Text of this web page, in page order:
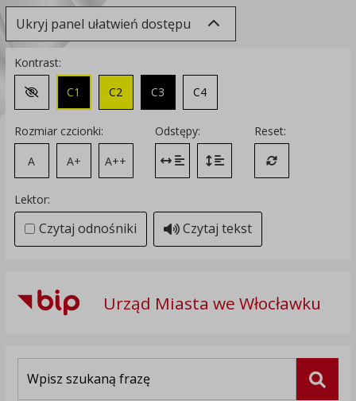
Ukryj panel ułatwień dostępu
Kontrast:
Zmień kontrast na domyślny
C1 C2 C3 C4
Rozmiar czcionki:
A
A+ A++
Odstępy:
Zmień odstęp między literami
Zmień interlinię i margines
Reset:
Przywróć
Lektor:
Czytaj odnośniki Czytaj tekst
Urząd Miasta we Włocławku